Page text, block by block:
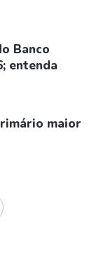
Banco
entenda
maior